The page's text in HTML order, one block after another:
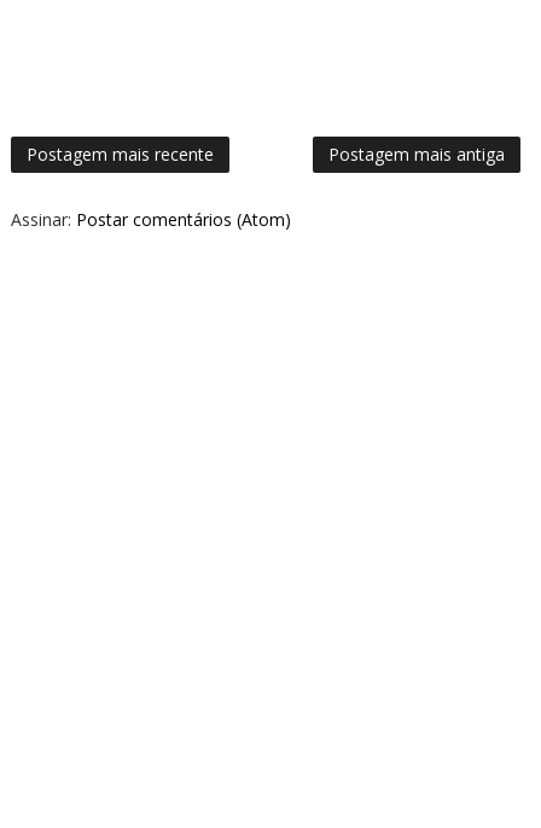
Postagem mais recente Postagem mais antiga
Assinar: Postar comentários (Atom)